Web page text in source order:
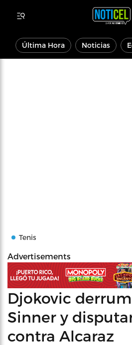
Última Hora Noticias
Tenis
Advertisements
Djokovic
Sinner y
contra Alcaraz